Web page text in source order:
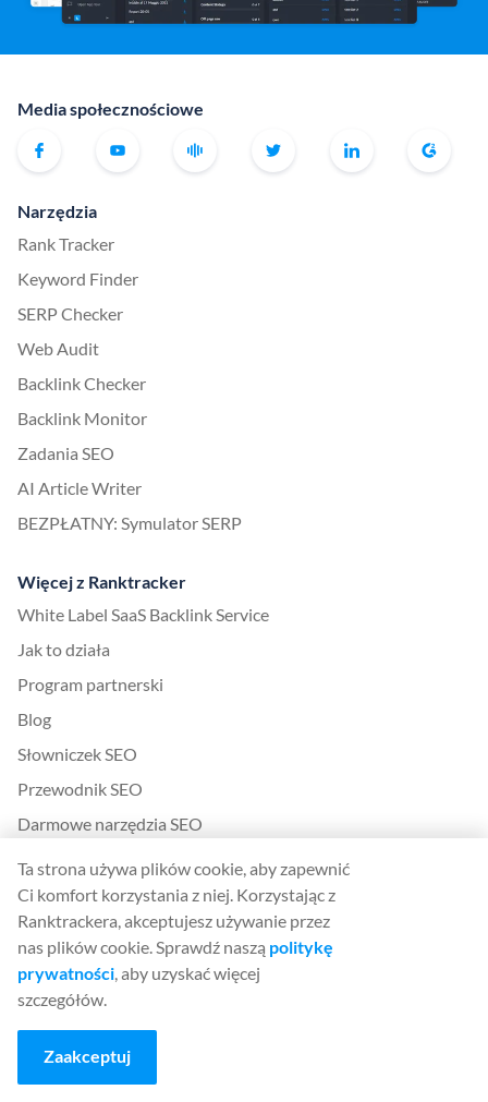
Media społecznościowe
Narzędzia
Rank Tracker
Keyword Finder
SERP Checker
Web Audit
Backlink Checker
Backlink Monitor
Zadania SEO
AI Article Writer
BEZPŁATNY: Symulator SERP
Więcej z Ranktracker
White Label SaaS Backlink Service
Jak to działa
Program partnerski
Blog
Słowniczek SEO
Przewodnik SEO
Darmowe narzędzia SEO
Umowa o wpisie gościnnym
Historia aktualizacji algorytmów Google
Prawna
Zasady i warunki
App
Ta strona używa plików cookie, aby zapewnić
Ci komfort korzystania z niej. Korzystając z
Ranktrackera, akceptujesz używanie przez
nas plików cookie. Sprawdź naszą politykę
prywatności, aby uzyskać więcej
szczegółów.
Zaakceptuj